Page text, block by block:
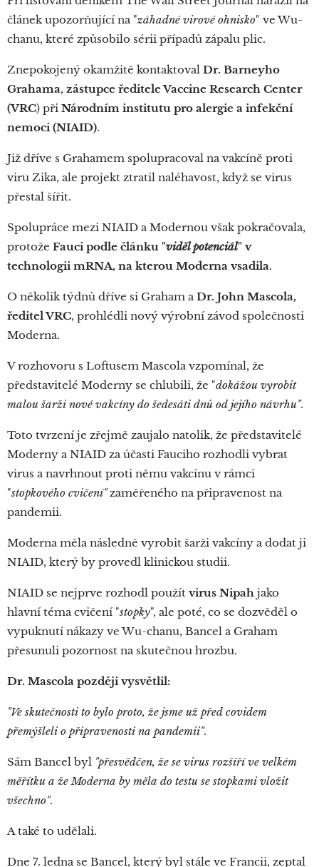
článek upozorňující na "záhadné virové ohnisko" ve Wu-
chanu, které způsobilo sérii případů zápalu plic.
Znepokojený okamžitě kontaktoval Dr. Barneyho
Grahama, zástupce ředitele Vaccine Research Center
(VRC) při Národním institutu pro alergie a infekční
nemoci (NIAID).
Již dříve s Grahamem spolupracoval na vakcíně proti
viru Zika, ale projekt ztratil naléhavost, když se virus
přestal šířit.
Spolupráce mezi NIAID a Modernou však pokračovala,
protože Fauci podle článku "viděl potenciál" v
technologii mRNA, na kterou Moderna vsadila.
O několik týdnů dříve si Graham aDr. John Mascola,
ředitel VRC, prohlédli nový výrobní závod společnosti
Moderna.
V rozhovoru s Loftusem Mascola vzpomínal, že
představitelé Moderny se chlubili, že "dokážou vyrobit
malou šarži nové vakcíny do šedesáti dnů od jejího návrhu".
Toto tvrzení je zřejmě zaujalo natolik, že představitelé
Moderny a NIAID za účasti Fauciho rozhodli vybrat
virus a navrhnout proti němu vakcínu v rámci
"stopkového cvičení"zaměřeného na připravenost na
pandemii.
Moderna měla následně vyrobit šarži vakcíny a dodat ji
NIAID, který by provedl klinickou studii.
NIAID se nejprve rozhodl použít virus Nipah jako
hlavní téma cvičení "stopky", ale poté, co se dozvěděl o
vypuknutí nákazy ve Wu-chanu, Bancel a Graham
přesunuli pozornost na skutečnou hrozbu.
Dr. Mascola později vysvětlil:
"Ve skutečnosti to bylo proto, že jsme už před covidem
přemýšleli o připravenosti na pandemii".
Sám Bancel byl "přesvědčen, že se virus rozšíří ve velkém
měřítku a že Moderna by měla do testu se stopkami vložit
všechno".
A také to udělali.
Dne 7. ledna se Bancel, který byl stále ve Francii, zeptal